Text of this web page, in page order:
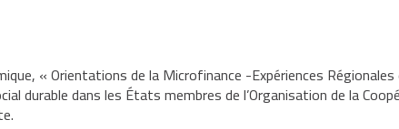
« Orientations de la Microfinance -Expériences
durable dans les États membres de l’Organisation de la